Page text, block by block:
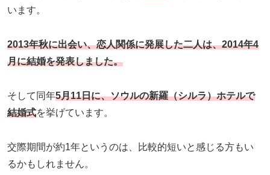
います。
2013年秋に出会い、恋人関係に発展した二人は、2014年4
月に結婚を発表しました。
そして同年5月11日に、ソウルの新羅（シルラ）ホテルで
結婚式を挙げています。
交際期間が約1年というのは、比較的短いと感じる方もい
るかもしれません。